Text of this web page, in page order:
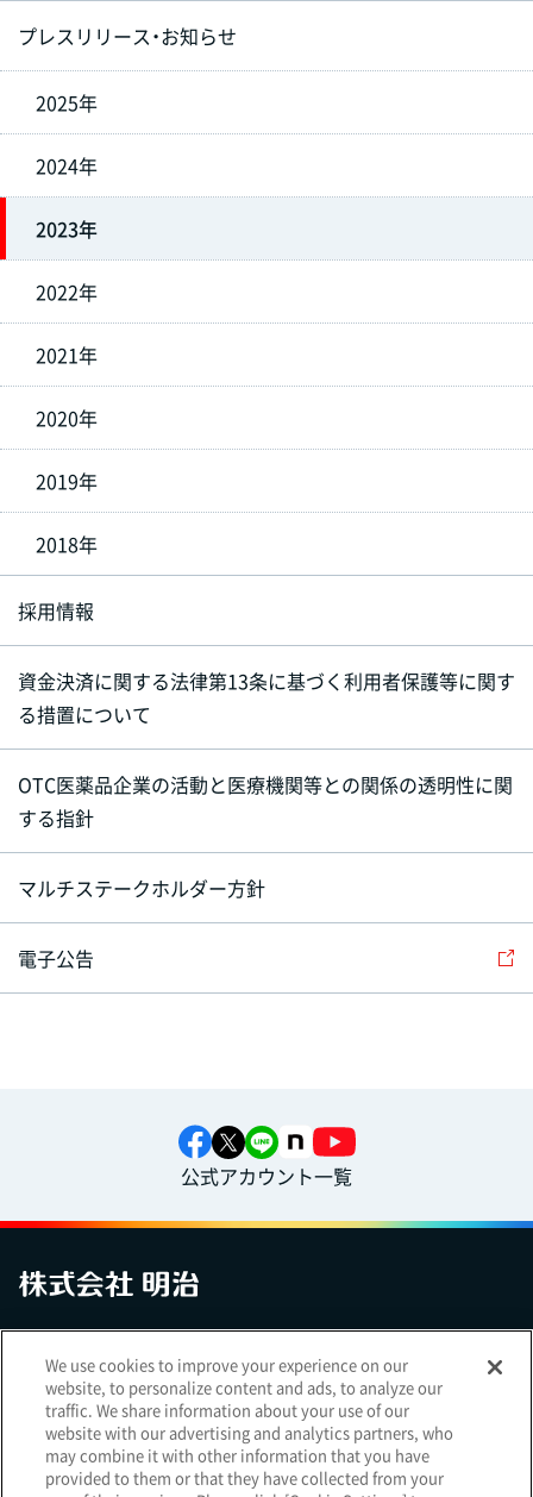
プレスリリース・お知らせ
2025年
2024年
2023年
2022年
2021年
2020年
2019年
2018年
採用情報
資金決済に関する法律第13条に基づく利用者保護等に関す
る措置について
OTC医薬品企業の活動と医療機関等との関係の透明性に関
する指針
マルチステークホルダー方針
電子公告
公式アカウント一覧
アクセシビリティへの対応方針ご利用規約明治グループのDX
Cookie Settings
We use cookies to improve your experience on our
website, to personalize content and ads, to analyze our
traffic. We share information about your use of our
website with our advertising and analytics partners, who
may combine it with other information that you have
provided to them or that they have collected from your